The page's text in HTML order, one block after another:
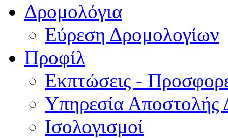
Δρομολόγια
Εύρεση Δρομολογίων
Προφίλ
Εκπτώσεις -
Υπηρεσία Αποστολής
Ισολογισμοί